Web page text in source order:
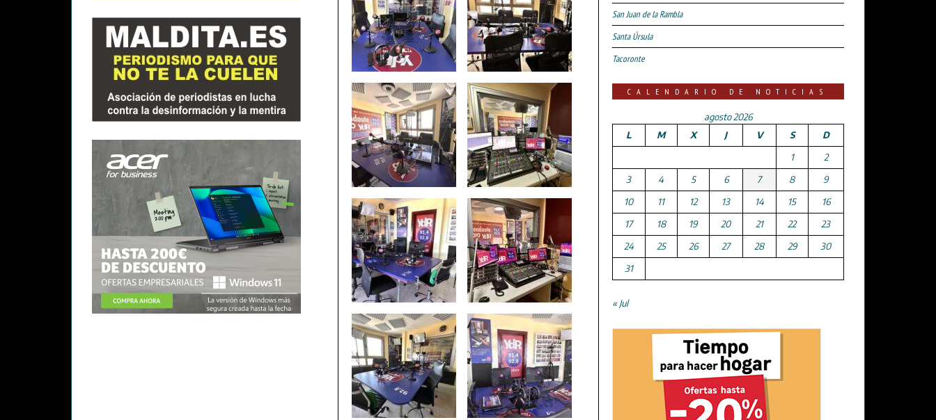
San Juan de la Rambla
Santa Úrsula
Tacoronte
CALENDARIO DE NOTICIAS
agosto 2026
L
M X J V S
D
1
2
3
4 5 6 7 8
9
10
11 12 13 14 15
16
17
18 19 20 21 22
23
24
25 26 27 28 29
30
31
« Jul